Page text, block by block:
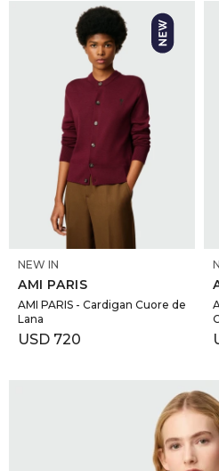
SELECCIONAR TALLE
NEW IN
AMI PARIS
AMI PARIS - Cardigan Cuore de
Lana
USD 720